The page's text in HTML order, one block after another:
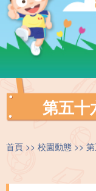
第五十
首頁 校園動態